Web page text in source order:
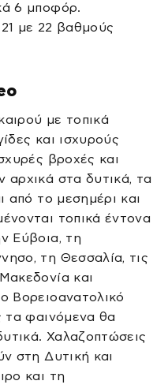
6 μποφόρ.
με 22 βαθμούς
με τοπικά
και ισχυρούς
βροχές και
αρχικά στα δυτικά, τα
από το μεσημέρι και
τοπικά έντονα
Εύβοια, τη
τη Θεσσαλία, τις
και
Βορειοανατολικό
τα φαινόμενα θα
Χαλαζοπτώσεις
στη Δυτική και
και τη